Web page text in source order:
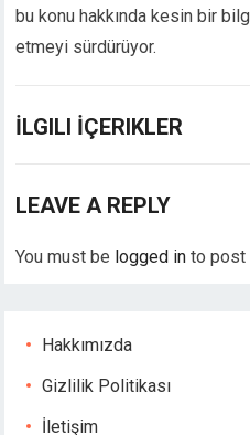
Hacklink panel
Hacklink Panel
Hacklink
Hacklink
Buy Hacklink
Hacklink satın al
Hacklink panel
Hacklink panel
bu konu hakkında kesin bir
etmeyi sürdürüyor.
İLGILI İÇERIKLER
LEAVE A REPLY
You must be logged in to post
Hakkımızda
Gizlilik Politikası
İletişim